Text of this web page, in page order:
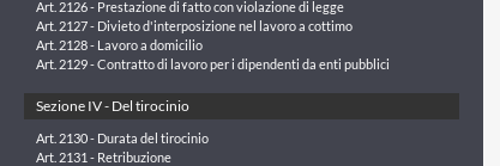
Art. 2126 - Prestazione di fatto con violazione di legge
Art. 2127 - Divieto d'interposizione nel lavoro a cottimo
Art. 2128 - Lavoro a domicilio
Art. 2129 - Contratto di lavoro per i dipendenti da enti pubblici
Sezione IV - Del tirocinio
Art. 2130 - Durata del tirocinio
Art. 2131 - Retribuzione